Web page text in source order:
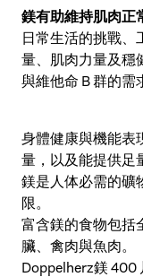
鎂有助維持肌肉正
日常生活的挑戰、
量、肌肉力量及穩
與維他命 B 群的需
身體健康與機能表
量，以及能提供足
鎂是人体必需的礦
限。
富含鎂的食物包括
臟、禽肉與魚肉。
Doppelherz鎂 400